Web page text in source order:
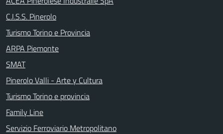
C.I.S.S. Pinerolo
Turismo Torino e Provincia
ARPA Piemonte
SMAT
Pinerolo Valli - Arte y Cultura
Turismo Torino e provincia
Family Line
Servizio Ferroviario Metropolitano